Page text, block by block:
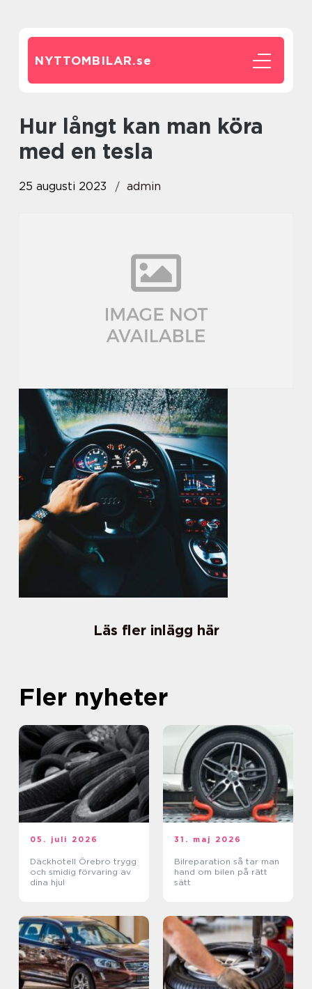
NYTTOMBILAR.se
hur långt kan man köra
med en tesla
25 augusti 2023 admin
Läs fler inlägg här
Fler nyheter
05. juli 2026
Däckhotell Örebro trygg
och smidig förvaring av
dina hjul
31. maj 2026
Bilreparation så tar man
hand om bilen på rätt
sätt